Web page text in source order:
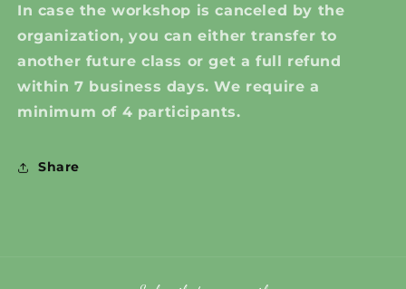
In case the workshop is canceled by the
organization, you can either transfer to
another future class or get a full refund
within 7 business days. We require a
minimum of 4 participants.
Share